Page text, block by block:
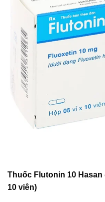
Thuốc Flutonin 10
10 viên)